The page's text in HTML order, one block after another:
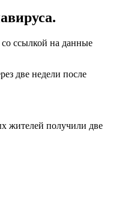
со ссылкой на данные
две недели после
жителей получили две